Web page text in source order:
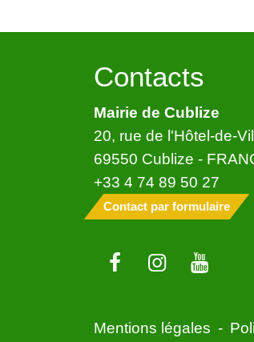
Contacts
Mairie de Cublize
20, rue de l'Hôtel-de-
69550 Cublize -
+33 4 74 89 50 27
Contact par formulaire
Mentions légales -